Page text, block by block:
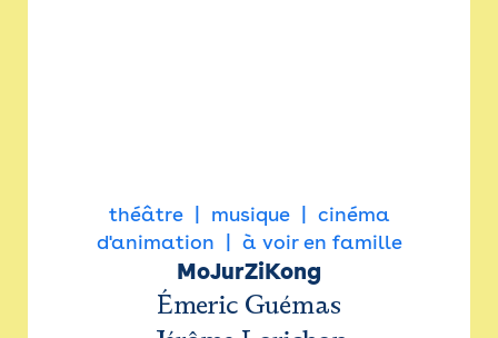
théâtre musique
cinéma
d'animation
à voir en famille
MoJurZiKong
Émeric Guémas